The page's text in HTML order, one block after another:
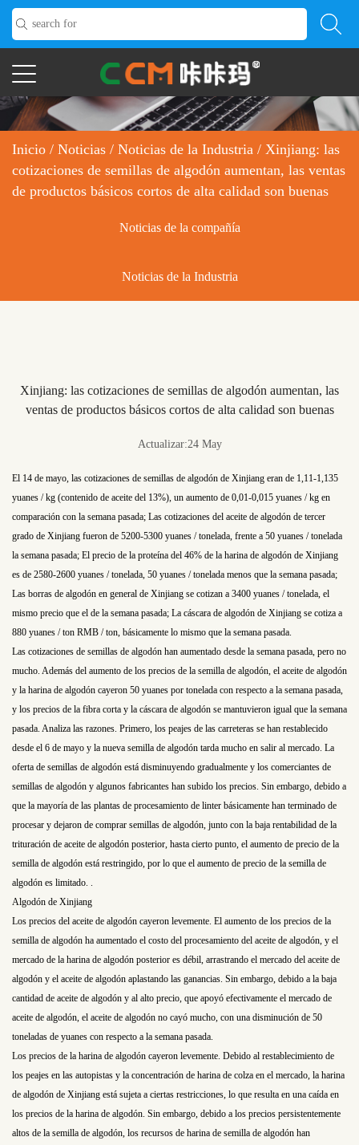
Inicio / Noticias / Noticias de la Industria / Xinjiang: las
cotizaciones de semillas de algodón aumentan, las ventas
de productos básicos cortos de alta calidad son buenas
Noticias de la compañía
Noticias de la Industria
Xinjiang: las cotizaciones de semillas de algodón aumentan, las
ventas de productos básicos cortos de alta calidad son buenas
Actualizar:24 May
El 14 de mayo, las cotizaciones de semillas de algodón de Xinjiang eran de 1,11-1,135
yuanes / kg (contenido de aceite del 13%), un aumento de 0,01-0,015 yuanes / kg en
comparación con la semana pasada; Las cotizaciones del aceite de algodón de tercer
grado de Xinjiang fueron de 5200-5300 yuanes / tonelada, frente a 50 yuanes / tonelada
la semana pasada; El precio de la proteína del 46% de la harina de algodón de Xinjiang
es de 2580-2600 yuanes / tonelada, 50 yuanes / tonelada menos que la semana pasada;
Las borras de algodón en general de Xinjiang se cotizan a 3400 yuanes / tonelada, el
mismo precio que el de la semana pasada; La cáscara de algodón de Xinjiang se cotiza a
880 yuanes / ton RMB / ton, básicamente lo mismo que la semana pasada.
Las cotizaciones de semillas de algodón han aumentado desde la semana pasada, pero no
mucho. Además del aumento de los precios de la semilla de algodón, el aceite de algodón
y la harina de algodón cayeron 50 yuanes por tonelada con respecto a la semana pasada,
y los precios de la fibra corta y la cáscara de algodón se mantuvieron igual que la semana
pasada. Analiza las razones. Primero, los peajes de las carreteras se han restablecido
desde el 6 de mayo y la nueva semilla de algodón tarda mucho en salir al mercado. La
oferta de semillas de algodón está disminuyendo gradualmente y los comerciantes de
semillas de algodón y algunos fabricantes han subido los precios. Sin embargo, debido a
que la mayoría de las plantas de procesamiento de linter básicamente han terminado de
procesar y dejaron de comprar semillas de algodón, junto con la baja rentabilidad de la
trituración de aceite de algodón posterior, hasta cierto punto, el aumento de precio de la
semilla de algodón está restringido, por lo que el aumento de precio de la semilla de
algodón es limitado. .
Algodón de Xinjiang
Los precios del aceite de algodón cayeron levemente. El aumento de los precios de la
semilla de algodón ha aumentado el costo del procesamiento del aceite de algodón, y el
mercado de la harina de algodón posterior es débil, arrastrando el mercado del aceite de
algodón y el aceite de algodón aplastando las ganancias. Sin embargo, debido a la baja
cantidad de aceite de algodón y al alto precio, que apoyó efectivamente el mercado de
aceite de algodón, el aceite de algodón no cayó mucho, con una disminución de 50
toneladas de yuanes con respecto a la semana pasada.
Los precios de la harina de algodón cayeron levemente. Debido al restablecimiento de
los peajes en las autopistas y la concentración de harina de colza en el mercado, la harina
de algodón de Xinjiang está sujeta a ciertas restricciones, lo que resulta en una caída en
los precios de la harina de algodón. Sin embargo, debido a los precios persistentemente
altos de la semilla de algodón, los recursos de harina de semilla de algodón han